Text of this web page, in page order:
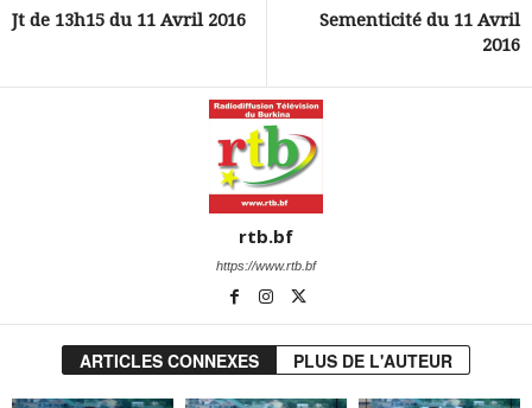
Jt de 13h15 du 11 Avril 2016
Sementicité du 11 Avril
2016
rtb.bf
https://www.rtb.bf
ARTICLES CONNEXES PLUS DE L'AUTEUR